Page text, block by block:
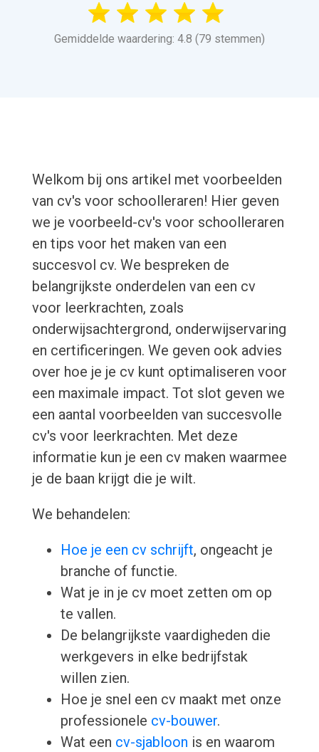
Gemiddelde waardering: 4.8 (79 stemmen)
Welkom bij ons artikel met voorbeelden
van cv's voor schoolleraren! Hier geven
we je voorbeeld-cv's voor schoolleraren
en tips voor het maken van een
succesvol cv. We bespreken de
belangrijkste onderdelen van een cv
voor leerkrachten, zoals
onderwijsachtergrond, onderwijservaring
en certificeringen. We geven ook advies
over hoe je je cv kunt optimaliseren voor
een maximale impact. Tot slot geven we
een aantal voorbeelden van succesvolle
cv's voor leerkrachten. Met deze
informatie kun je een cv maken waarmee
je de baan krijgt die je wilt.
We behandelen:
Hoe je een cv schrijft, ongeacht je
branche of functie.
Wat je in je cv moet zetten om op
te vallen.
De belangrijkste vaardigheden die
werkgevers in elke bedrijfstak
willen zien.
Hoe je snel een cv maakt met onze
professionele cv-bouwer.
Wat een cv-sjabloon is en waarom